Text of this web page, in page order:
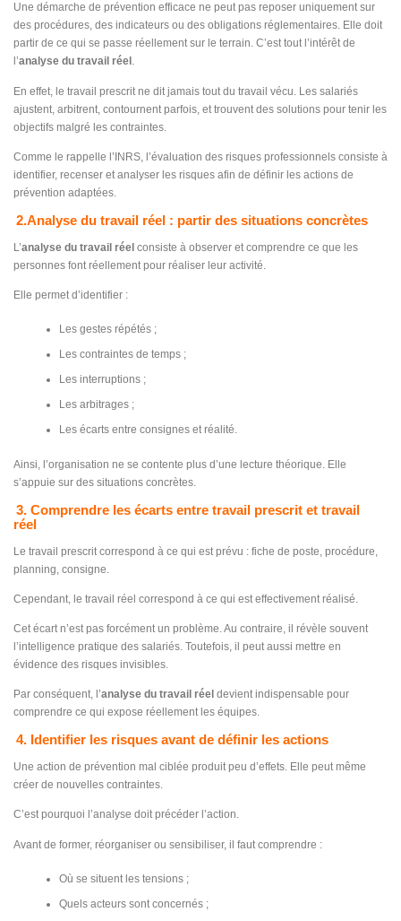
Une démarche de prévention efficace ne peut pas reposer uniquement sur
des procédures, des indicateurs ou des obligations réglementaires. Elle doit
partir de ce qui se passe réellement sur le terrain. C’est tout l’intérêt de
l’analyse du travail réel .
En effet, le travail prescrit ne dit jamais tout du travail vécu. Les salariés
ajustent, arbitrent, contournent parfois, et trouvent des solutions pour tenir les
objectifs malgré les contraintes.
Comme le rappelle l’INRS, l’évaluation des risques professionnels consiste à
identifier, recenser et analyser les risques afin de définir les actions de
prévention adaptées.
2.Analyse du travail réel : partir des situations concrètes
L’analyse du travail réel consiste à observer et comprendre ce que les
personnes font réellement pour réaliser leur activité.
Elle permet d’identifier :
Les gestes répétés ;
Les contraintes de temps ;
Les interruptions ;
Les arbitrages ;
Les écarts entre consignes et réalité.
Ainsi, l’organisation ne se contente plus d’une lecture théorique. Elle
s’appuie sur des situations concrètes.
3. Comprendre les écarts entre travail prescrit et travail
réel
Le travail prescrit correspond à ce qui est prévu : fiche de poste, procédure,
planning, consigne.
Cependant, le travail réel correspond à ce qui est effectivement réalisé.
Cet écart n’est pas forcément un problème. Au contraire, il révèle souvent
l’intelligence pratique des salariés. Toutefois, il peut aussi mettre en
évidence des risques invisibles.
Par conséquent, l’analyse du travail réel devient indispensable pour
comprendre ce qui expose réellement les équipes.
4. Identifier les risques avant de définir les actions
Une action de prévention mal ciblée produit peu d’effets. Elle peut même
créer de nouvelles contraintes.
C’est pourquoi l’analyse doit précéder l’action.
Avant de former, réorganiser ou sensibiliser, il faut comprendre :
Où se situent les tensions ;
Quels acteurs sont concernés ;